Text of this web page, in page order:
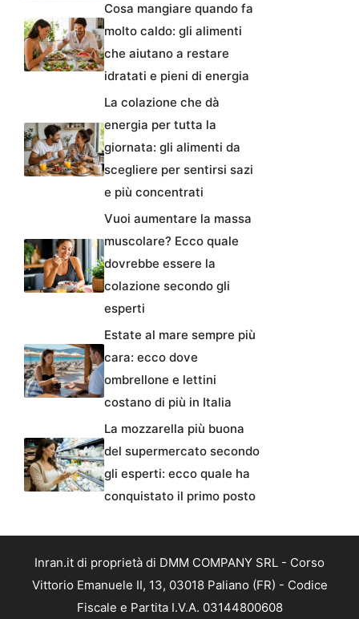
Cosa mangiare quando fa
molto caldo: gli alimenti
che aiutano a restare
idratati e pieni di energia
La colazione che dà
energia per tutta la
giornata: gli alimenti da
scegliere per sentirsi sazi
e più concentrati
Vuoi aumentare la massa
muscolare? Ecco quale
dovrebbe essere la
colazione secondo gli
esperti
Estate al mare sempre più
cara: ecco dove
ombrellone e lettini
costano di più in Italia
La mozzarella più buona
del supermercato secondo
gli esperti: ecco quale ha
conquistato il primo posto
Inran.it di proprietà di DMM COMPANY SRL - Corso
Vittorio Emanuele II, 13, 03018 Paliano (FR) - Codice
Fiscale e Partita I.V.A. 03144800608